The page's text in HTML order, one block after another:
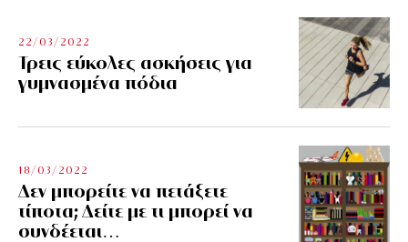
22/03/2022
Τρεις εύκολες ασκήσεις για
γυμνασμένα πόδια
18/03/2022
Δεν μπορείτε να πετάξετε
τίποτα; Δείτε με τι μπορεί να
συνδέεται…